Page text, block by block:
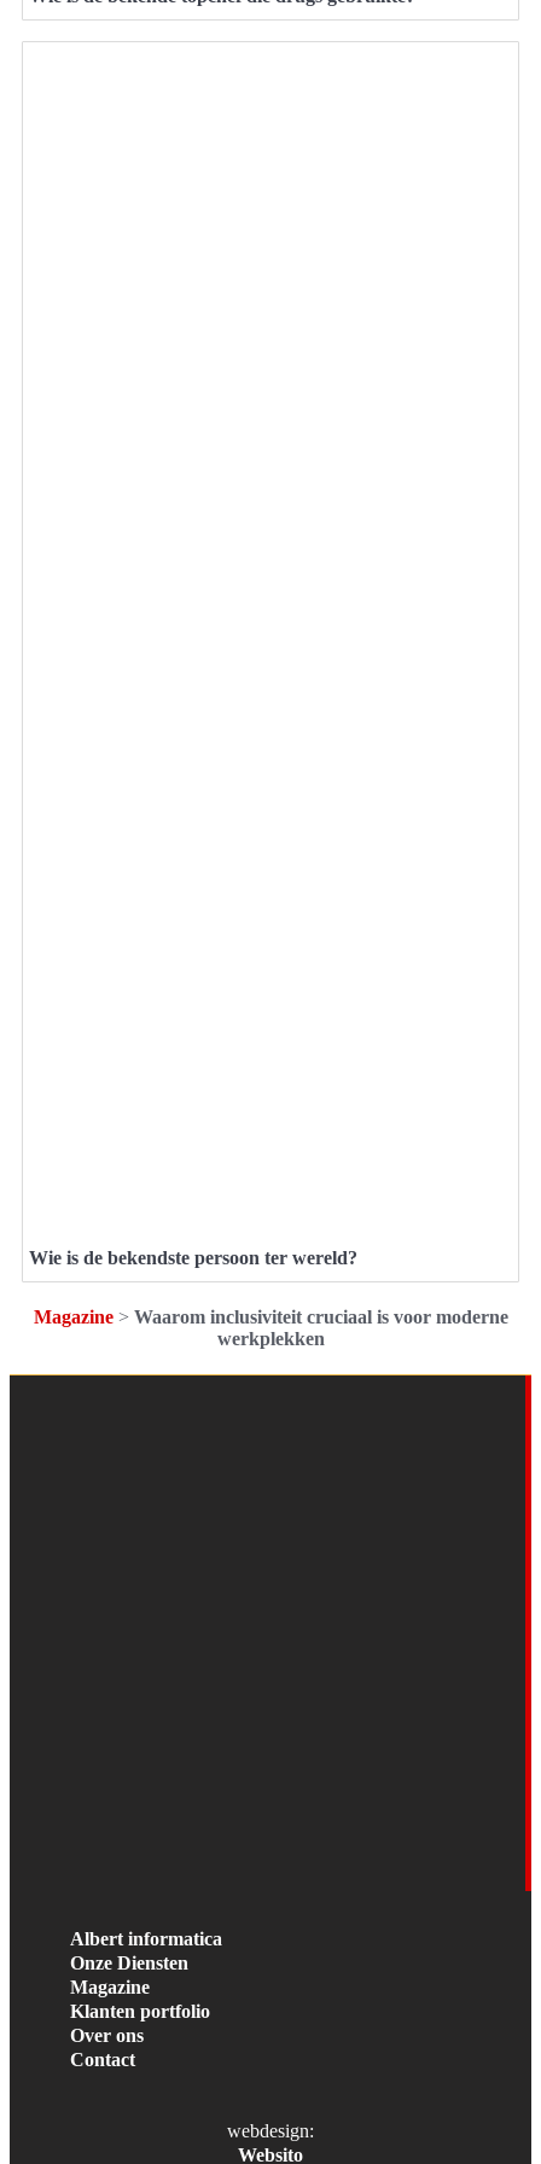
Wie is de bekendste persoon ter wereld?
Magazine> Waarom inclusiviteit cruciaal is voor moderne
werkplekken
Albert informatica
Onze Diensten
Magazine
Klanten portfolio
Over ons
Contact
webdesign:
Websito